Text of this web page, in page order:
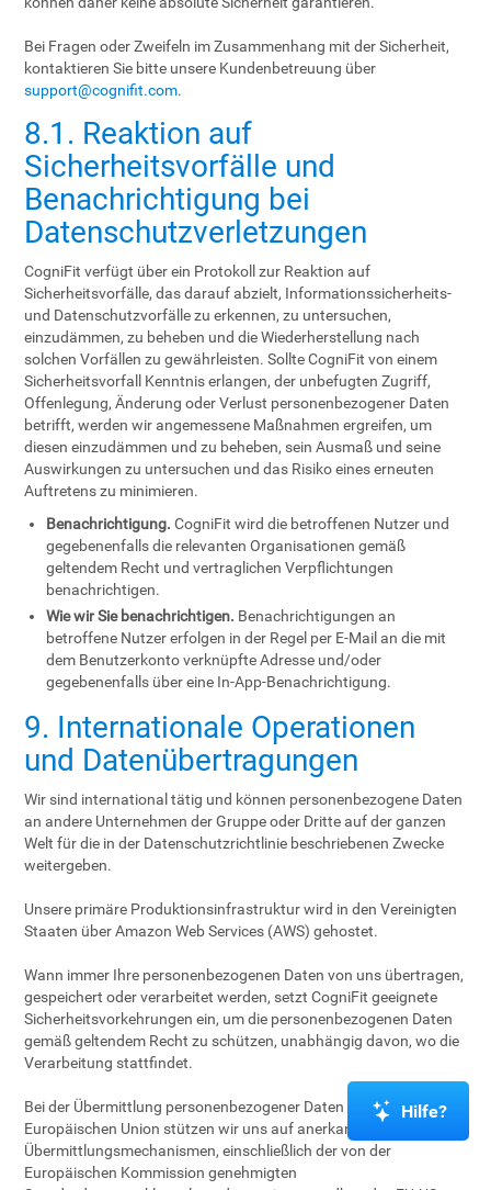
Bei Fragen oder Zweifeln im Zusammenhang mit der Sicherheit,
kontaktieren Sie bitte unsere Kundenbetreuung über
support@cognifit.com.
8.1. Reaktion auf
Sicherheitsvorfälle und
Benachrichtigung bei
Datenschutzverletzungen
CogniFit verfügt über ein Protokoll zur Reaktion auf
Sicherheitsvorfälle, das darauf abzielt, Informationssicherheits-
und Datenschutzvorfälle zu erkennen, zu untersuchen,
einzudämmen, zu beheben und die Wiederherstellung nach
solchen Vorfällen zu gewährleisten. Sollte CogniFit von einem
Sicherheitsvorfall Kenntnis erlangen, der unbefugten Zugriff,
Offenlegung, Änderung oder Verlust personenbezogener Daten
betrifft, werden wir angemessene Maßnahmen ergreifen, um
diesen einzudämmen und zu beheben, sein Ausmaß und seine
Auswirkungen zu untersuchen und das Risiko eines erneuten
Auftretens zu minimieren.
Benachrichtigung. CogniFit wird die betroffenen Nutzer und
gegebenenfalls die relevanten Organisationen gemäß
geltendem Recht und vertraglichen Verpflichtungen
benachrichtigen.
Wie wir Sie benachrichtigen. Benachrichtigungen an
betroffene Nutzer erfolgen in der Regel per E-Mail an die mit
dem Benutzerkonto verknüpfte Adresse und/oder
gegebenenfalls über eine In-App-Benachrichtigung.
9. Internationale Operationen
und Datenübertragungen
Wir sind international tätig und können personenbezogene Daten
an andere Unternehmen der Gruppe oder Dritte auf der ganzen
Welt für die in der Datenschutzrichtlinie beschriebenen Zwecke
weitergeben.
Unsere primäre Produktionsinfrastruktur wird in den Vereinigten
Staaten über Amazon Web Services (AWS) gehostet.
Wann immer Ihre personenbezogenen Daten von uns übertragen,
gespeichert oder verarbeitet werden, setzt CogniFit geeignete
Sicherheitsvorkehrungen ein, um die personenbezogenen Daten
gemäß geltendem Recht zu schützen, unabhängig davon, wo die
Verarbeitung stattfindet.
Bei der Übermittlung personenbezogener Daten aus der
Europäischen Union stützen wir uns auf anerkannte
Übermittlungsmechanismen, einschließlich der von der
Europäischen Kommission genehmigten
Hilfe?